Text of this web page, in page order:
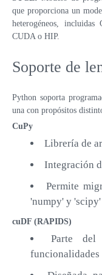
que proporciona un
heterogéneos, incluidas
CUDA o HIP.
Soporte de
Python soporta
una con propósitos
CuPy
Librería de
Integración
Permite
'numpy' y
cuDF (RAPIDS)
Parte del
funcionalidades